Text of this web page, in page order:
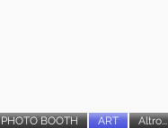
PHOTO BOOTH ART Altro...